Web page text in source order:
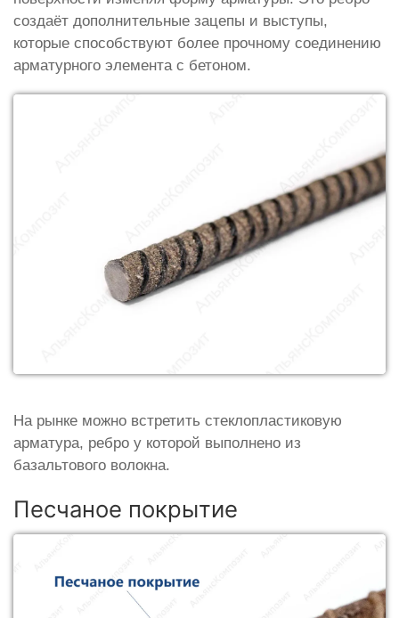
создаёт дополнительные зацепы и выступы,
которые способствуют более прочному соединению
арматурного элемента с бетоном.
На рынке можно встретить стеклопластиковую
арматура, ребро у которой выполнено из
базальтового волокна.
Песчаное покрытие